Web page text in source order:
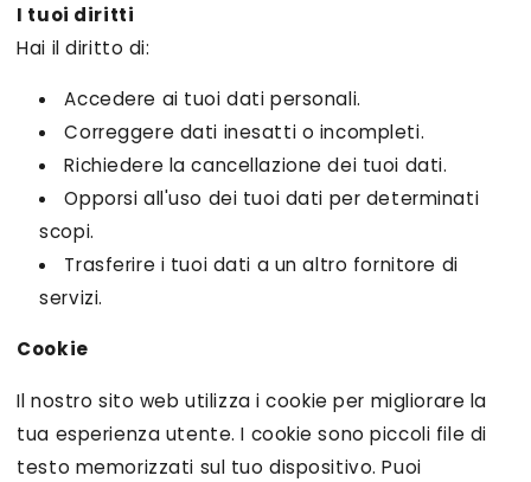
I tuoi diritti
Hai il diritto di:
Accedere ai tuoi dati personali.
Correggere dati inesatti o incompleti.
Richiedere la cancellazione dei tuoi dati.
Opporsi all'uso dei tuoi dati per determinati
scopi.
Trasferire i tuoi dati a un altro fornitore di
servizi.
Cookie
Il nostro sito web utilizza i cookie per migliorare la
tua esperienza utente. I cookie sono piccoli file di
testo memorizzati sul tuo dispositivo. Puoi